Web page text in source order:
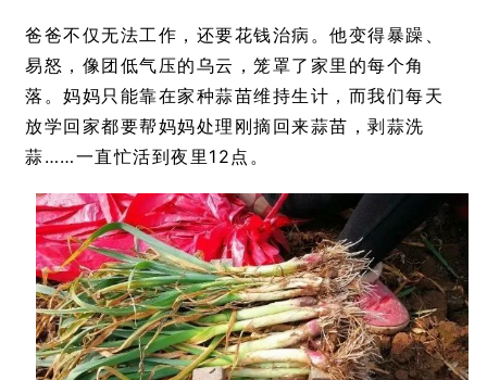
爸爸不仅无法工作，还要花钱治病。他变得暴躁、
易怒，像团低气压的乌云，笼罩了家里的每个角
落。妈妈只能靠在家种蒜苗维持生计，而我们每天
放学回家都要帮妈妈处理刚摘回来蒜苗，剥蒜洗
蒜……一直忙活到夜里12点。